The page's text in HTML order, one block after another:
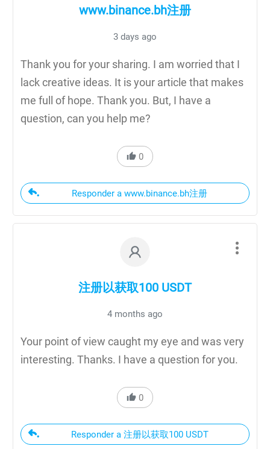
www.binance.bh注册
3 days ago
Thank you for your sharing. I am worried that I
lack creative ideas. It is your article that makes
me full of hope. Thank you. But, I have a
question, can you help me?
0
Responder a www.binance.bh注册
注册以获取100 USDT
4 months ago
Your point of view caught my eye and was very
interesting. Thanks. I have a question for you.
0
Responder a 注册以获取100 USDT